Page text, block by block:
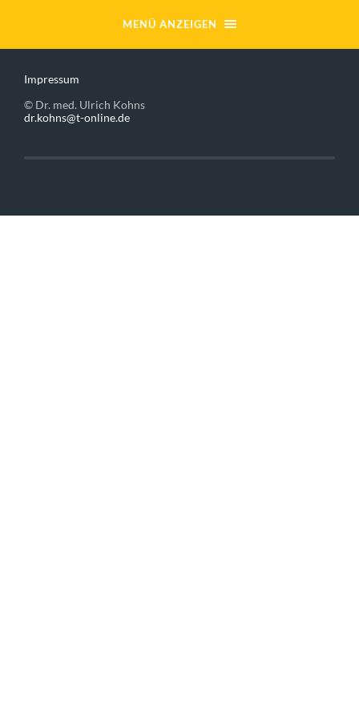
MENÜ ANZEIGEN
Impressum
© Dr. med. Ulrich Kohns
dr.kohns@t-online.de